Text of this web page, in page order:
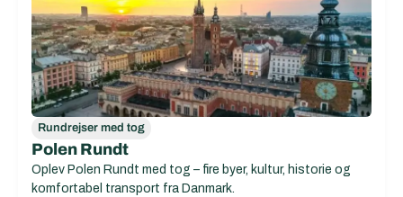
Rundrejser med tog
Polen Rundt
Oplev Polen Rundt med tog – fire byer, kultur, historie og
komfortabel transport fra Danmark.